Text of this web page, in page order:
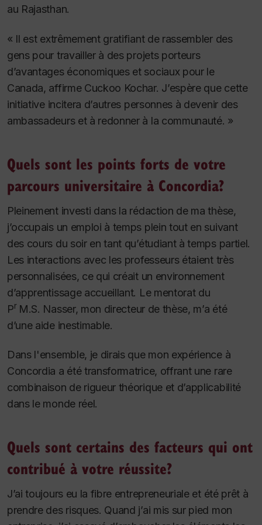
au Rajasthan.
« Il est extrêmement gratifiant de rassembler des
gens pour travailler à des projets porteurs
d’avantages économiques et sociaux pour le
Canada, affirme Cuckoo Kochar. J’espère que cette
initiative incitera d’autres personnes à devenir des
ambassadeurs et à redonner à la communauté. »
Quels sont les points forts de votre
parcours universitaire à Concordia?
Pleinement investi dans la rédaction de ma thèse,
j’occupais un emploi à temps plein tout en suivant
des cours du soir en tant qu’étudiant à temps partiel.
Les interactions avec les professeurs étaient très
personnalisées, ce qui créait un environnement
d’apprentissage accueillant. Le mentorat du
Pr M.S. Nasser, mon directeur de thèse, m’a été
d’une aide inestimable.
Dans l'ensemble, je dirais que mon expérience à
Concordia a été transformatrice, offrant une rare
combinaison de rigueur théorique et d’applicabilité
dans le monde réel.
Quels sont certains des facteurs qui ont
contribué à votre réussite?
J’ai toujours eu la fibre entrepreneuriale et été prêt à
prendre des risques. Quand j’ai mis sur pied mon